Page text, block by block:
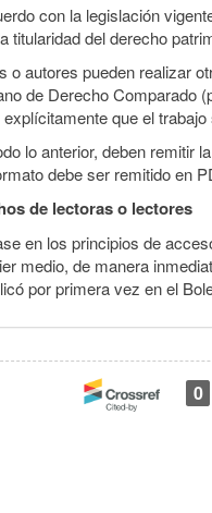
con la legislación
titularidad del derecho
o autores pueden realizar
de Derecho Comparado
que el
lo anterior, deben remitir
debe ser remitido en
de lectoras o lectores
en los principios de
medio, de manera
por primera vez en el
0